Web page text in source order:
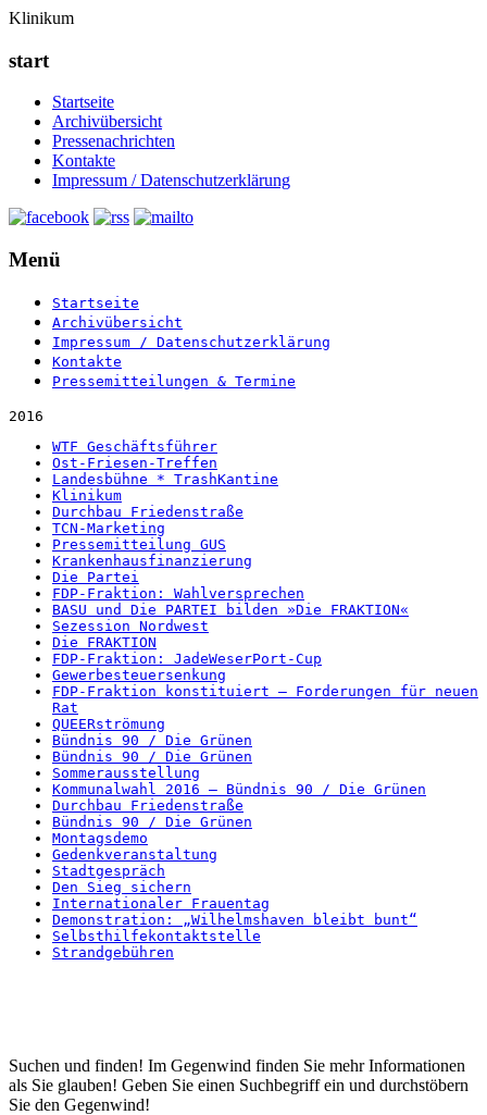
Klinikum
start
Startseite
Archivübersicht
Pressenachrichten
Kontakte
Impressum / Datenschutzerklärung
Menü
Startseite
Archivübersicht
Impressum / Datenschutzerklärung
Kontakte
Pressemitteilungen & Termine
2016
WTF Geschäftsführer
Ost-Friesen-Treffen
Landesbühne * TrashKantine
Klinikum
Durchbau Friedenstraße
TCN-Marketing
Pressemitteilung GUS
Krankenhausfinanzierung
Die Partei
FDP-Fraktion: Wahlversprechen
BASU und Die PARTEI bilden »Die FRAKTION«
Sezession Nordwest
Die FRAKTION
FDP-Fraktion: JadeWeserPort-Cup
Gewerbesteuersenkung
FDP-Fraktion konstituiert – Forderungen für neuen
Rat
QUEERströmung
Bündnis 90 / Die Grünen
Bündnis 90 / Die Grünen
Sommerausstellung
Kommunalwahl 2016 – Bündnis 90 / Die Grünen
Durchbau Friedenstraße
Bündnis 90 / Die Grünen
Montagsdemo
Gedenkveranstaltung
Stadtgespräch
Den Sieg sichern
Internationaler Frauentag
Demonstration: „Wilhelmshaven bleibt bunt“
Selbsthilfekontaktstelle
Strandgebühren
Startseite
Suchen und finden! Im Gegenwind finden Sie mehr Informationen
als Sie glauben! Geben Sie einen Suchbegriff ein und durchstöbern
Sie den Gegenwind!